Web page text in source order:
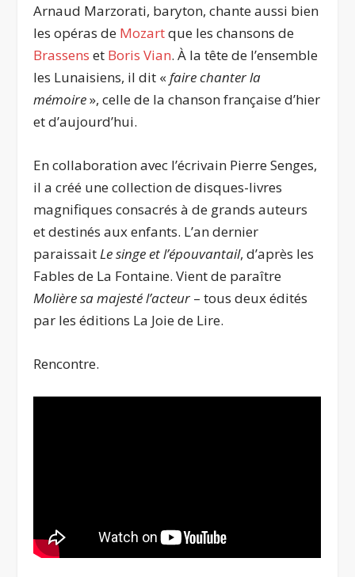
Arnaud Marzorati, baryton, chante aussi bien
les opéras de Mozartque les chansons de
Brassens et Boris Vian. À la tête de l’ensemble
les Lunaisiens, il dit «faire chanter la
mémoire», celle de la chanson française d’hier
et d’aujourd’hui.
En collaboration avec l’écrivain Pierre Senges,
il a créé une collection de disques-livres
magnifiques consacrés à de grands auteurs
et destinés aux enfants. L’an dernier
paraissaitLe singe et l’épouvantail, d’après les
Fables de La Fontaine. Vient de paraître
Molière sa majesté l’acteur – tous deux édités
par les éditions La Joie de Lire.
Rencontre.